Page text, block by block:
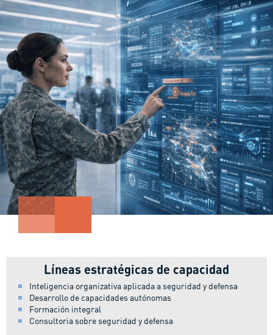
Líneas estratégicas de capacidad
Inteligencia organizativa aplicada a seguridad y defensa
Desarrollo de capacidades autónomas
Formación integral
Consultoria sobre seguridad y defensa